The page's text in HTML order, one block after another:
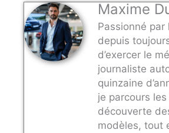
Maxime
Passionné par
depuis
d’exercer le
journaliste
quinzaine
je parcours
découverte
modèles, tout